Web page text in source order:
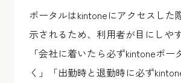
ポータルはkintoneにアクセスした
示されるため、利用者が目にしや
「会社に着いたら必ずkintoneポー
く」「出勤時と退勤時に必ず